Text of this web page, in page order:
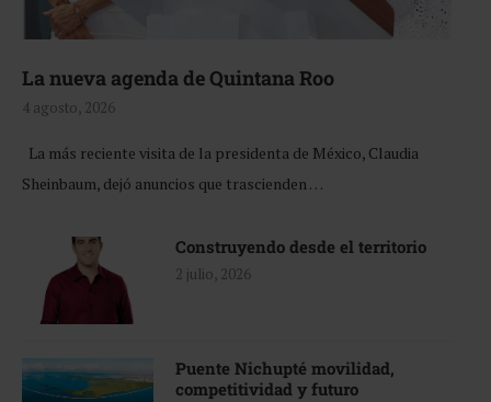
La nueva agenda de Quintana Roo
4 agosto, 2026
La más reciente visita de la presidenta de México, Claudia
Sheinbaum, dejó anuncios que trascienden …
Construyendo desde el territorio
2 julio, 2026
Puente Nichupté movilidad,
competitividad y futuro